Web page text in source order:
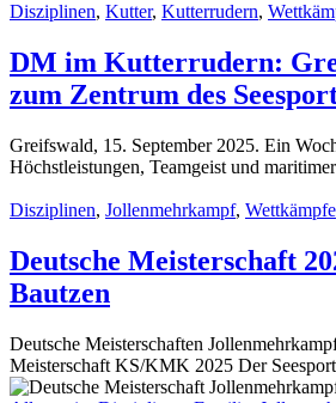
Disziplinen, Kutter, Kutterrudern,
DM im Kutterrudern:
zum Zentrum des
Greifswald, 15. September 2025. Ein
Höchstleistungen, Teamgeist und
Disziplinen, Jollenmehrkampf, Wettkämpfe
Deutsche Meisterschaft
Bautzen
Deutsche Meisterschaften
Meisterschaft KS/KMK 2025 Der